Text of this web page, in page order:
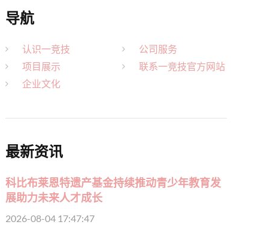
导航
认识一竞技
项目展示
企业文化
公司服务
联系一竞技官方网站
最新资讯
科比布莱恩特遗产基金持续推动青少年教育发
展助力未来人才成长
2026-08-04 17:47:47